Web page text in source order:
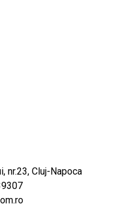
nr.23, Cluj-Napoca